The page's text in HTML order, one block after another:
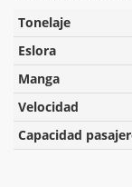
Tonelaje
Eslora
Manga
Velocidad
Capacidad